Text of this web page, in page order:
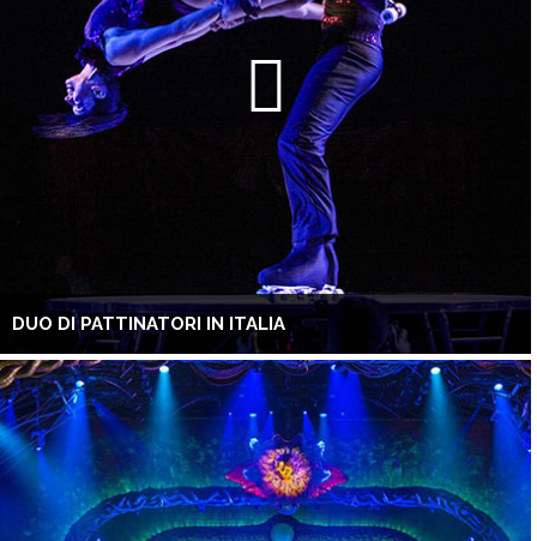
DUO DI PATTINATORI IN ITALIA